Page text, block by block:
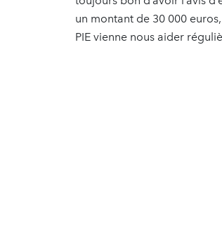
un montant de 30 000
PIE vienne nous aider